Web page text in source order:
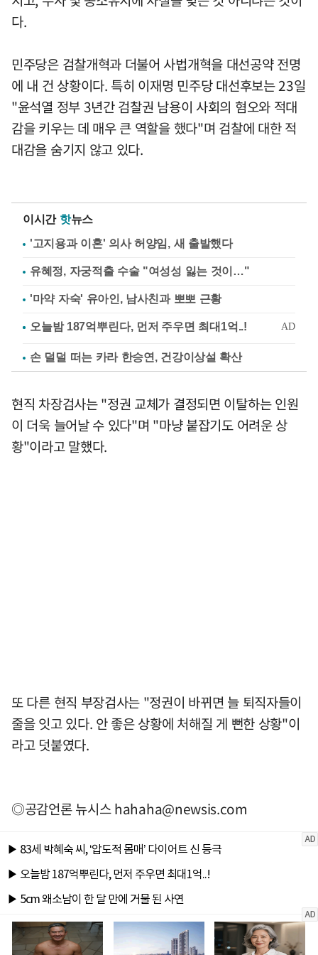
다.
민주당은 검찰개혁과 더불어 사법개혁을 대선공약 전명
에 내 건 상황이다. 특히 이재명 민주당 대선후보는 23일
"윤석열 정부 3년간 검찰권 남용이 사회의 혐오와 적대
감을 키우는 데 매우 큰 역할을 했다"며 검찰에 대한 적
대감을 숨기지 않고 있다.
이시간 핫뉴스
'고지용과 이혼' 의사 허양임, 새 출발했다
유혜정, 자궁적출 수술 "여성성 잃는 것이…"
'마약 자숙' 유아인, 남사친과 뽀뽀 근황
손 덜덜 떠는 카라 한승연, 건강이상설 확산
현직 차장검사는 "정권 교체가 결정되면 이탈하는 인원
이 더욱 늘어날 수 있다"며 "마냥 붙잡기도 어려운 상
황"이라고 말했다.
또 다른 현직 부장검사는 "정권이 바뀌면 늘 퇴직자들이
줄을 잇고 있다. 안 좋은 상황에 처해질 게 뻔한 상황"이
라고 덧붙였다.
◎공감언론 뉴시스hahaha@newsis.com